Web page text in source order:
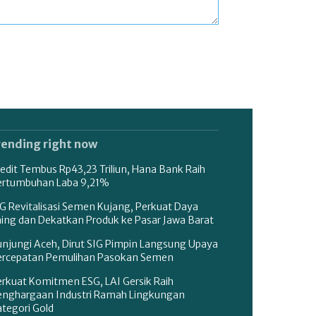
right now
Tembus Rp43,23 Triliun, Hana Bank Raih
Laba 9,21%
Revitalisasi Semen Kujang, Perkuat Daya
dan Dekatkan Produk ke Pasar Jawa Barat
Aceh, Dirut SIG Pimpin Langsung Upaya
Pemulihan Pasokan Semen
Komitmen ESG, LAI Gersik Raih
Industri Ramah Lingkungan
Gold